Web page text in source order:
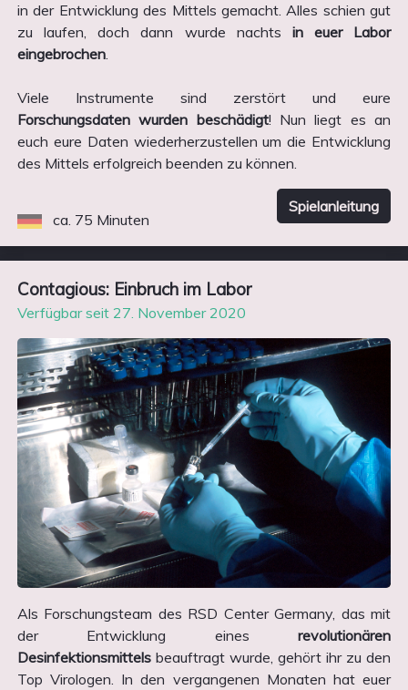
in der Entwicklung des Mittels gemacht. Alles schien gut
zu laufen, doch dann wurde nachts in euer Labor
eingebrochen.
Viele Instrumente sind zerstört und eure
Forschungsdaten wurden beschädigt! Nun liegt es an
euch eure Daten wiederherzustellen um die Entwicklung
des Mittels erfolgreich beenden zu können.
ca. 75 Minuten
Spielanleitung
Contagious: Einbruch im Labor
Verfügbar seit 27. November 2020
Als Forschungsteam des RSD Center Germany, das mit
der Entwicklung eines revolutionären
Desinfektionsmittels beauftragt wurde, gehört ihr zu den
Top Virologen. In den vergangenen Monaten hat euer